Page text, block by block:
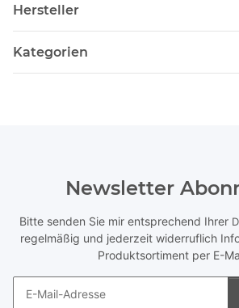
Hersteller
Kategorien
Newsletter
Bitte senden Sie mir entsprechend Ihrer
regelmäßig und jederzeit widerruflich
Produktsortiment per E-